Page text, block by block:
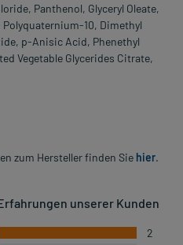
Panthenol, Glyceryl Oleate,
Polyquaternium-10, Dimethyl
p-Anisic Acid, Phenethyl
Vegetable Glycerides Citrate,
zum Hersteller finden Sie hier.
unserer Kunden
2